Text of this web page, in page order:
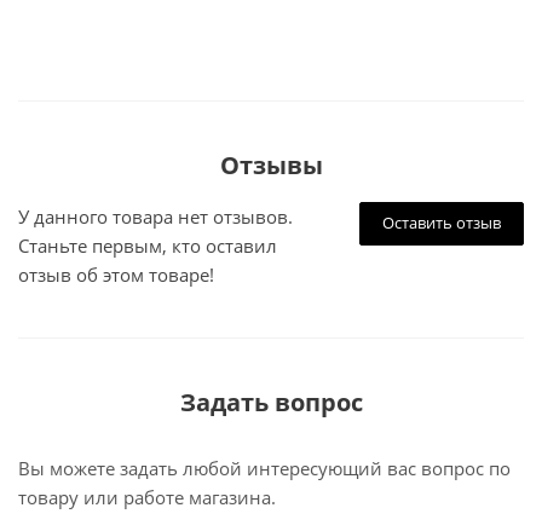
Отзывы
Оставить отзыв
У данного товара нет отзывов.
Станьте первым, кто оставил
отзыв об этом товаре!
Задать вопрос
Вы можете задать любой интересующий вас вопрос по
товару или работе магазина.